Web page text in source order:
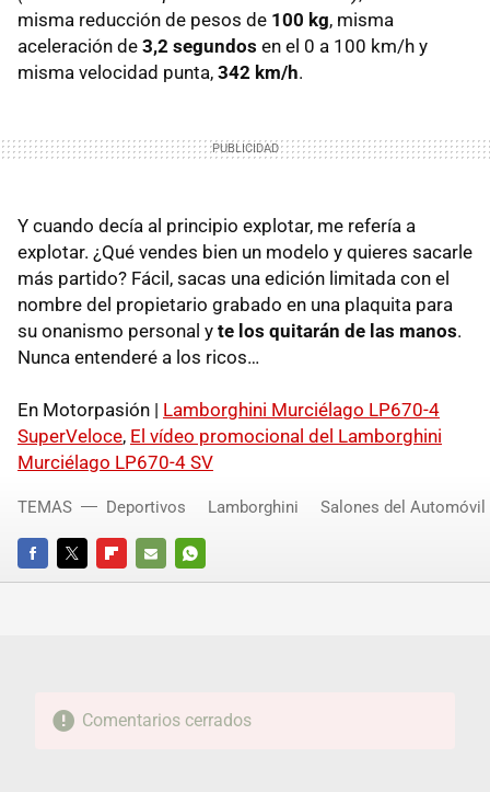
misma reducción de pesos de 100 kg, misma
aceleración de 3,2 segundos en el 0 a 100 km/h y
misma velocidad punta, 342 km/h.
Y cuando decía al principio explotar, me refería a
explotar. ¿Qué vendes bien un modelo y quieres sacarle
más partido? Fácil, sacas una edición limitada con el
nombre del propietario grabado en una plaquita para
su onanismo personal y te los quitarán de las manos.
Nunca entenderé a los ricos…
En Motorpasión | Lamborghini Murciélago LP670-4
SuperVeloce, El vídeo promocional del Lamborghini
Murciélago LP670-4 SV
FACEBOOKTWITTERFLIPBOARD
E-
WHATSAPP
TEMAS Deportivos Lamborghini Salones del Automóvil
Comentarios cerrados